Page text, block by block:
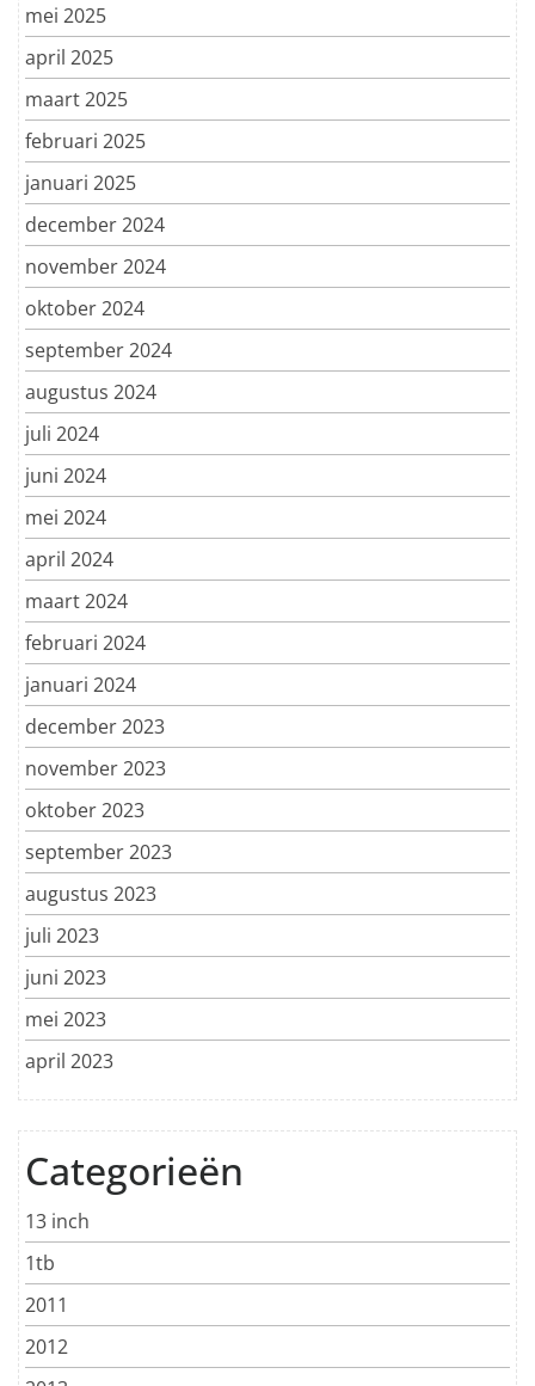
mei 2025
april 2025
maart 2025
februari 2025
januari 2025
december 2024
november 2024
oktober 2024
september 2024
augustus 2024
juli 2024
juni 2024
mei 2024
april 2024
maart 2024
februari 2024
januari 2024
december 2023
november 2023
oktober 2023
september 2023
augustus 2023
juli 2023
juni 2023
mei 2023
april 2023
Categorieën
13 inch
1tb
2011
2012